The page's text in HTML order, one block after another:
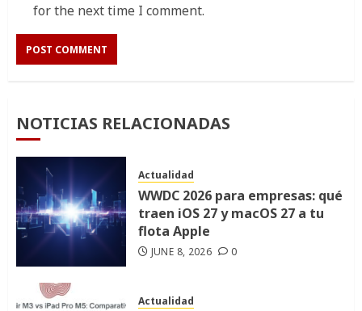
for the next time I comment.
NOTICIAS RELACIONADAS
Actualidad
WWDC 2026 para empresas: qué
traen iOS 27 y macOS 27 a tu
flota Apple
JUNE 8, 2026 0
Actualidad